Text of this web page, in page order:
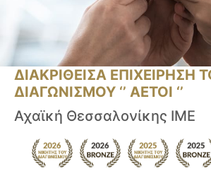
ΔΙΑΚΡΙΘΕΙΣΑ ΕΠΙΧΕΙΡΗΣΗ
ΔΙΑΓΩΝΙΣΜΟΥ ‘’ ΑΕΤΟΙ ‘’
Αχαϊκή Θεσσαλονίκης ΙΜΕ